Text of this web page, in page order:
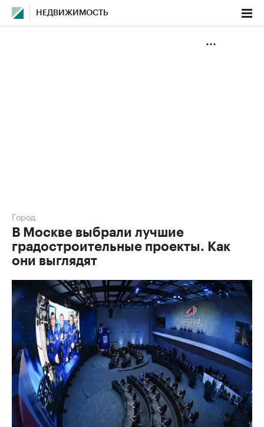
НЕДВИЖИМОСТЬ
Город
В Москве выбрали лучшие
градостроительные проекты. Как
они выглядят